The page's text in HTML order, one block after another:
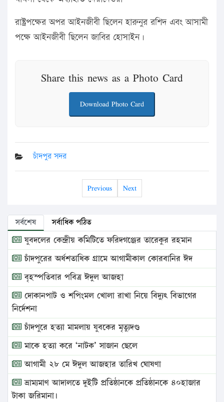
রাষ্ট্রপক্ষের অপর আইনজীবী ছিলেন হারুনুর রশিদ এবং আসামী
পক্ষে আইনজীবী ছিলেন জাবির হোসাইন।
Share this news as a Photo Card
Download Photo Card
চাঁদপুর সদর
Previous Next
সর্বশেষ সর্বাধিক পঠিত
যুবদলের কেন্দ্রীয় কমিটিতে ফরিদগঞ্জের তারেকুর রহমান
চাঁদপুরের অর্ধশতাধিক গ্রামে আগামীকাল কোরবানির ঈদ
বৃহস্পতিবার পবিত্র ঈদুল আজহা
দোকানপাট ও শপিংমল খোলা রাখা নিয়ে বিদ্যুৎ বিভাগের
নির্দেশনা
চাঁদপুরে হত্যা মামলায় যুবকের মৃত্যুদণ্ড
মাকে হত্যা করে ‘নাটক’ সাজান ছেলে
আগামী ২৮ মে ঈদুল আজহার তারিখ ঘোষণা
ভ্রাম্যমাণ আদালতে দুইটি প্রতিষ্ঠানকে প্রতিষ্ঠানকে ৪০হাজার
টাকা জরিমানা।